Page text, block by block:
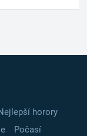
horory
Počasí